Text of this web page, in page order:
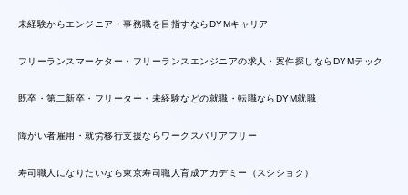
未経験からエンジニア・事務職を目指すならDYMキャリア
フリーランスマーケター・フリーランスエンジニアの求人・案件探しならDYMテック
既卒・第二新卒・フリーター・未経験などの就職・転職ならDYM就職
障がい者雇用・就労移行支援ならワークスバリアフリー
寿司職人になりたいなら東京寿司職人育成アカデミー（スシショク）